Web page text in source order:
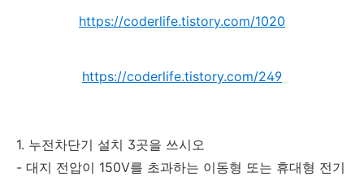
https://coderlife.tistory.com/1020
https://coderlife.tistory.com/249
1. 누전차단기 설치 3곳을 쓰시오
- 대지 전압이 150V를 초과하는 이동형 또는 휴대형 전기